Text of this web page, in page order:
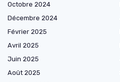
Octobre 2024
Décembre 2024
Février 2025
Avril 2025
Juin 2025
Août 2025